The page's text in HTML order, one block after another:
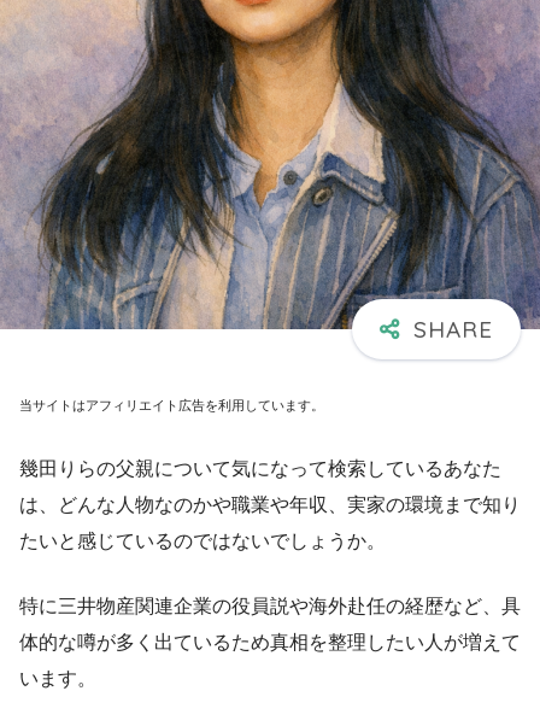
当サイトはアフィリエイト広告を利用しています。
幾田りらの父親について気になって検索しているあなた
は、どんな人物なのかや職業や年収、実家の環境まで知り
たいと感じているのではないでしょうか。
特に三井物産関連企業の役員説や海外赴任の経歴など、具
体的な噂が多く出ているため真相を整理したい人が増えて
います。